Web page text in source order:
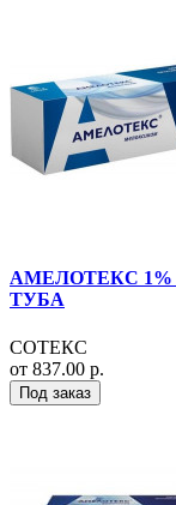
АМЕЛОТЕКС 1%
ТУБА
СОТЕКС
от 837.00 р.
Под заказ